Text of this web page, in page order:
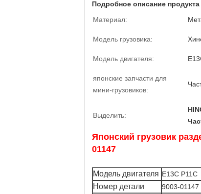
Подробное описание продукта
Материал:
Модель грузовика:
Модель двигателя:
японские запчасти для
мини-грузовиков:
Выделить:
Японский грузовик
01147
Модель двигателя Е13С Р11С
Номер детали 9003-01147